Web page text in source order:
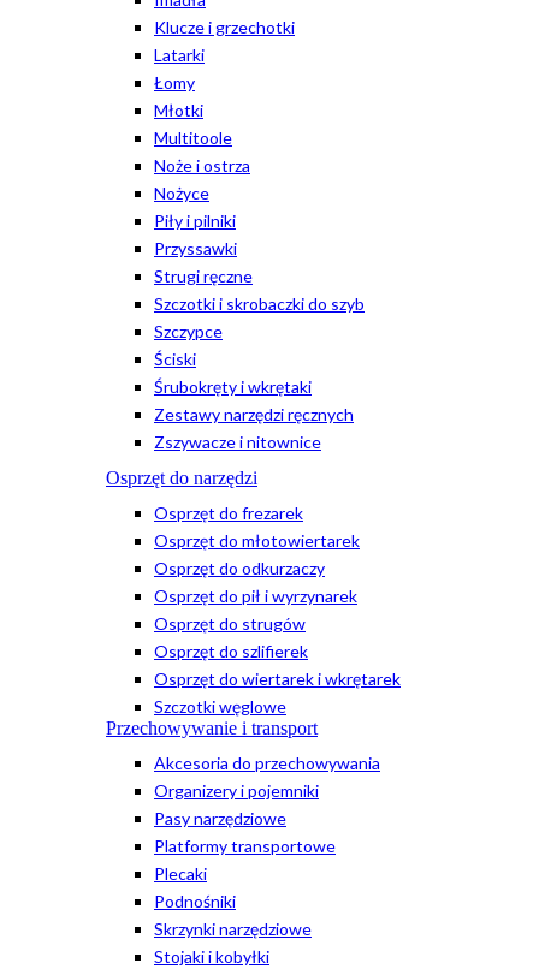
Klucze i grzechotki
Latarki
Łomy
Młotki
Multitoole
Noże i ostrza
Nożyce
Piły i pilniki
Przyssawki
Strugi ręczne
Szczotki i skrobaczki do szyb
Szczypce
Ściski
Śrubokręty i wkrętaki
Zestawy narzędzi ręcznych
Zszywacze i nitownice
Osprzęt do narzędzi
Osprzęt do frezarek
Osprzęt do młotowiertarek
Osprzęt do odkurzaczy
Osprzęt do pił i wyrzynarek
Osprzęt do strugów
Osprzęt do szlifierek
Osprzęt do wiertarek i wkrętarek
Szczotki węglowe
Przechowywanie i transport
Akcesoria do przechowywania
Organizery i pojemniki
Pasy narzędziowe
Platformy transportowe
Plecaki
Podnośniki
Skrzynki narzędziowe
Stojaki i kobyłki